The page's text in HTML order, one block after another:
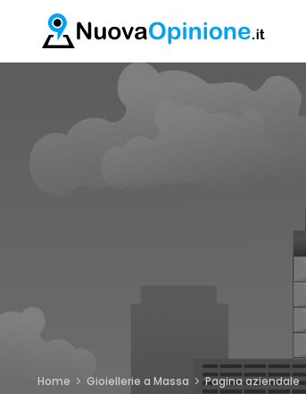
Home Gioiellerie a Massa Pagina aziendale